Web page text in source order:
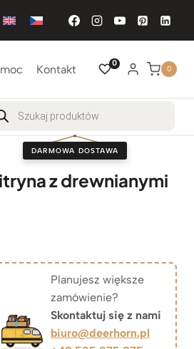
Kontakt 0
0
DARMOWA DOSTAWA
z drewnianymi
Planujesz większe
zamówienie?
Skontaktuj się z nami
biuro@deerhorn.pl